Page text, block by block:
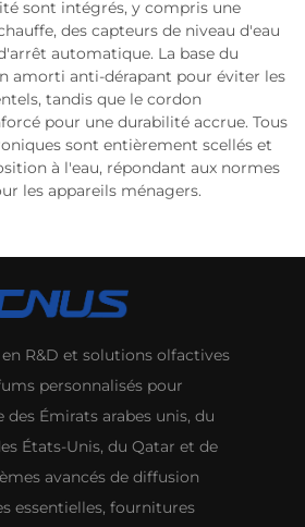
sont intégrés, y compris une
des capteurs de niveau d'eau
automatique. La base du
amorti anti-dérapant pour éviter les
tandis que le cordon
pour une durabilité accrue. Tous
sont entièrement scellés et
à l'eau, répondant aux normes
les appareils ménagers.
R&D et solutions olfactives
personnalisés pour
des Émirats arabes unis, du
États-Unis, du Qatar et de
avancés de diffusion
essentielles, fournitures